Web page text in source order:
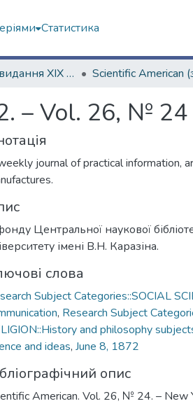
Статистика
Періодичні видання ХІХ ст.
– Vol. 26, № 24
journal of practical information,
Центральної наукової
імені В.Н. Каразіна.
слова
Subject Categories::SOCIAL
, Research Subject
and philosophy
and ideas, June 8, 1872
опис
American. Vol. 26, № 24. – New